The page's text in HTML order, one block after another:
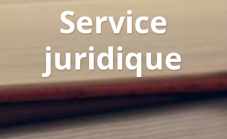
Service
juridique